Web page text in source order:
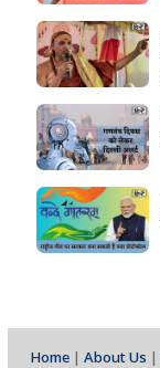
Home| About Us |